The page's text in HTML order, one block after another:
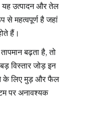
यह उत्पादन और तेल
से महत्वपूर्ण है जहां
हैं।
बढ़ता है, तो
विस्तार जोड़ इन
के लिए मुड़ और फैल
पर अनावश्यक